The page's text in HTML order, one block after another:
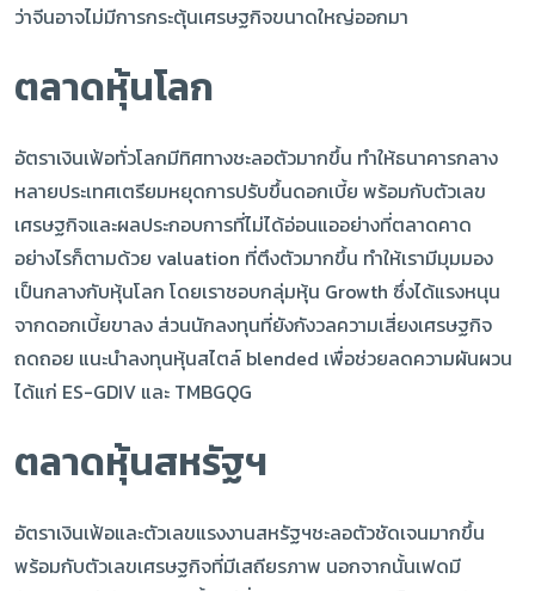
ว่าจีนอาจไม่มีการกระตุ้นเศรษฐกิจขนาดใหญ่ออกมา
ตลาดหุ้นโลก
อัตราเงินเฟ้อทั่วโลกมีทิศทางชะลอตัวมากขึ้น ทำให้ธนาคารกลาง
หลายประเทศเตรียมหยุดการปรับขึ้นดอกเบี้ย พร้อมกับตัวเลข
เศรษฐกิจและผลประกอบการที่ไม่ได้อ่อนแออย่างที่ตลาดคาด
อย่างไรก็ตามด้วย valuation ที่ตึงตัวมากขึ้น ทำให้เรามีมุมมอง
เป็นกลางกับหุ้นโลก โดยเราชอบกลุ่มหุ้น Growth ซึ่งได้แรงหนุน
จากดอกเบี้ยขาลง ส่วนนักลงทุนที่ยังกังวลความเสี่ยงเศรษฐกิจ
ถดถอย แนะนำลงทุนหุ้นสไตล์ blended เพื่อช่วยลดความผันผวน
ได้แก่ ES-GDIV และ TMBGQG
ตลาดหุ้นสหรัฐฯ
อัตราเงินเฟ้อและตัวเลขแรงงานสหรัฐฯชะลอตัวชัดเจนมากขึ้น
พร้อมกับตัวเลขเศรษฐกิจที่มีเสถียรภาพ นอกจากนั้นเฟดมี